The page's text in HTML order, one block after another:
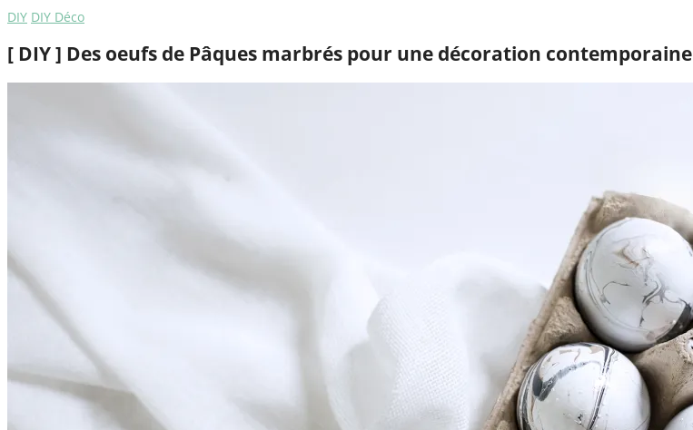
DIY DIY Déco
[ DIY ] Des oeufs de Pâques marbrés pour une décoration contemporaine